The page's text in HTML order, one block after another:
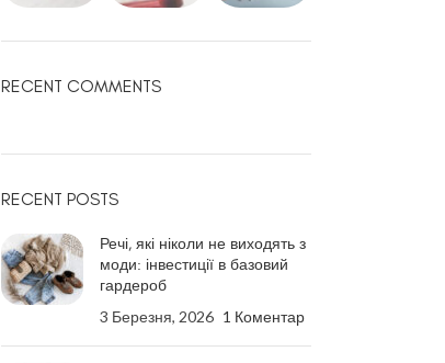
RECENT COMMENTS
RECENT POSTS
Речі, які ніколи не виходять з
моди: інвестиції в базовий
гардероб
3 Березня, 2026 1 Коментар